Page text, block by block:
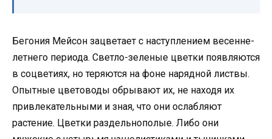
Бегония Мейсон зацветает с наступлением весенне-
летнего периода. Светло-зеленые цветки появляются
в соцветиях, но теряются на фоне нарядной листвы.
Опытные цветоводы обрывают их, не находя их
привлекательными и зная, что они ослабляют
растение. Цветки раздельнополые. Либо они